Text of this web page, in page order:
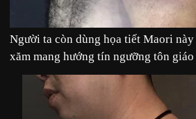
Người ta còn dùng họa tiết Maori
xăm mang hướng tín ngưỡng tôn giáo